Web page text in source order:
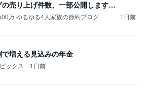
の売り上げ件数、一部公開します…
万 ゆるゆる4人家族の節約ブログ 〜
1日前
で増える見込みの年金
ックス 1日前